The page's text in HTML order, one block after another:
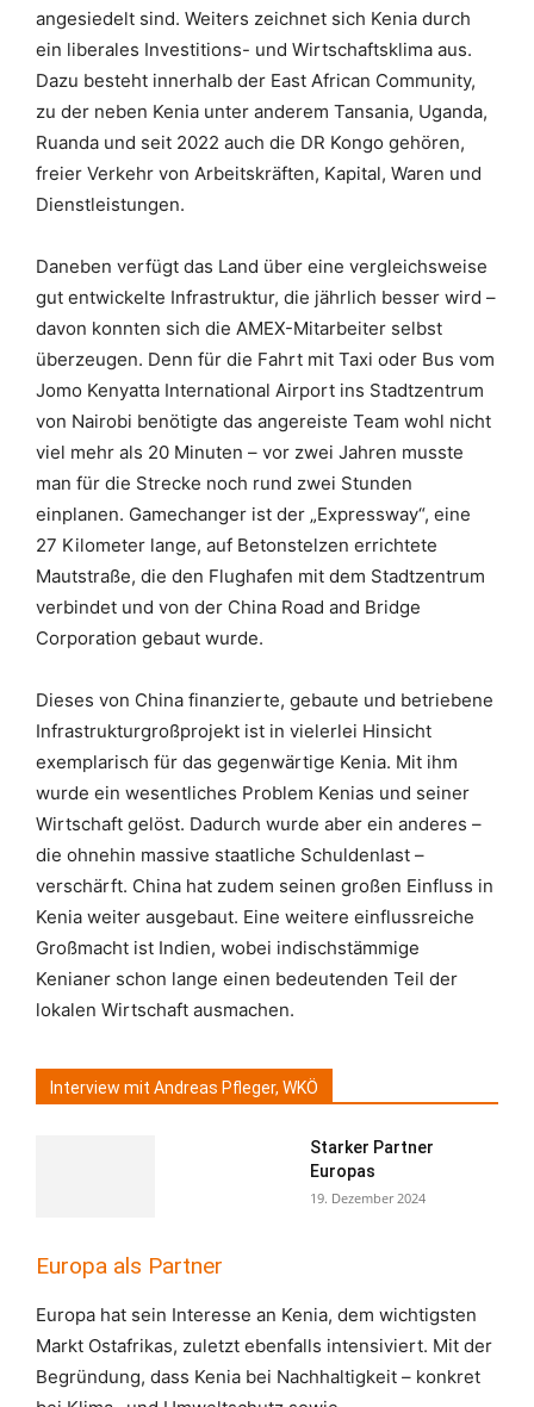
angesiedelt sind. Weiters zeichnet sich Kenia durch
ein liberales Investitions- und Wirtschaftsklima aus.
Dazu besteht innerhalb der East African Community,
zu der neben Kenia unter anderem Tansania, Uganda,
Ruanda und seit 2022 auch die DR Kongo gehören,
freier Verkehr von Arbeitskräften, Kapital, Waren und
Dienstleistungen.
Daneben verfügt das Land über eine vergleichsweise
gut entwickelte Infrastruktur, die jährlich besser wird –
davon konnten sich die AMEX-Mitarbeiter selbst
überzeugen. Denn für die Fahrt mit Taxi oder Bus vom
Jomo Kenyatta International Airport ins Stadtzentrum
von Nairobi benötigte das angereiste Team wohl nicht
viel mehr als 20 Minuten – vor zwei Jahren musste
man für die Strecke noch rund zwei Stunden
einplanen. Gamechanger ist der „Expressway“, eine
27 Kilometer lange, auf Betonstelzen errichtete
Mautstraße, die den Flughafen mit dem Stadtzentrum
verbindet und von der China Road and Bridge
Corporation gebaut wurde.
Dieses von China finanzierte, gebaute und betriebene
Infrastrukturgroßprojekt ist in vielerlei Hinsicht
exemplarisch für das gegenwärtige Kenia. Mit ihm
wurde ein wesentliches Problem Kenias und seiner
Wirtschaft gelöst. Dadurch wurde aber ein anderes –
die ohnehin massive staatliche Schuldenlast –
verschärft. China hat zudem seinen großen Einfluss in
Kenia weiter ausgebaut. Eine weitere einflussreiche
Großmacht ist Indien, wobei indischstämmige
Kenianer schon lange einen bedeutenden Teil der
lokalen Wirtschaft ausmachen.
Interview mit Andreas Pfleger, WKÖ
Starker Partner
Europas
19. Dezember 2024
Europa als Partner
Europa hat sein Interesse an Kenia, dem wichtigsten
Markt Ostafrikas, zuletzt ebenfalls intensiviert. Mit der
Begründung, dass Kenia bei Nachhaltigkeit – konkret